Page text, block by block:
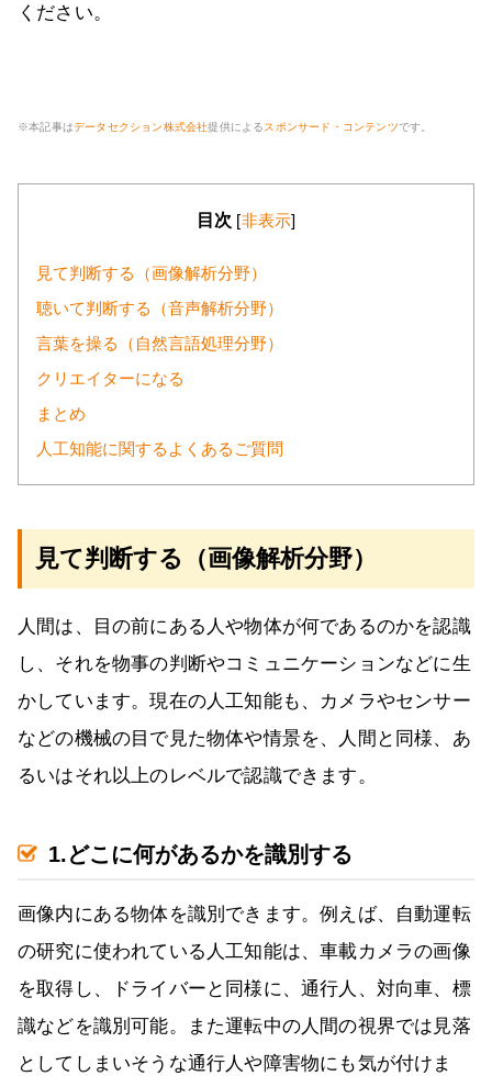
ください。
※本記事はデータセクション株式会社提供によるスポンサード・コンテンツです。
目次 [非表示]
見て判断する（画像解析分野）
聴いて判断する（音声解析分野）
言葉を操る（自然言語処理分野）
クリエイターになる
まとめ
人工知能に関するよくあるご質問
見て判断する（画像解析分野）
人間は、目の前にある人や物体が何であるのかを認識
し、それを物事の判断やコミュニケーションなどに生
かしています。現在の人工知能も、カメラやセンサー
などの機械の目で見た物体や情景を、人間と同様、あ
るいはそれ以上のレベルで認識できます。
1.どこに何があるかを識別する
画像内にある物体を識別できます。例えば、自動運転
の研究に使われている人工知能は、車載カメラの画像
を取得し、ドライバーと同様に、通行人、対向車、標
識などを識別可能。また運転中の人間の視界では見落
としてしまいそうな通行人や障害物にも気が付けま